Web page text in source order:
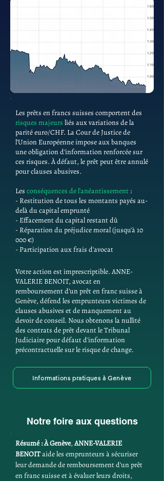
Les prêts en francs suisses comportent des
risques majeurs liés aux variations de la
parité euro/CHF. La Cour de Justice de
l'Union Européenne impose aux banques
une obligation d'information renforcée sur
ces risques. À défaut, le prêt peut être annulé
pour clauses abusives.
Les conséquences de l'anéantissement :
- Restitution de tous les montants payés au-
delà du capital emprunté
- Effacement du capital restant dû
- Réparation du préjudice moral (jusqu'à 10
000 €)
- Participation aux frais d'avocat
Votre action est imprescriptible. ANNE-
VALERIE BENOIT, avocat en
remboursement d’un prêt en franc suisse à
Genève, défend les emprunteurs victimes de
clauses abusives et de manquement au
devoir de conseil. Nous obtenons la nullité
des contrats de prêt devant le Tribunal
Judiciaire pour défaut d'information
précontractuelle sur le risque de change.
Informations pratiques à Genève
Notre foire aux questions
Résumé :À Genève, ANNE-VALERIE
BENOIT aide les emprunteurs à sécuriser
leur demande de remboursement d’un prêt
en franc suisse et à évaluer leurs droits,